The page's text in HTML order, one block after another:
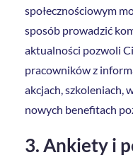
społecznościowym
sposób prowadzić
aktualności pozwoli
pracowników z
akcjach, szkoleniach,
nowych benefitach
3. Ankiety i